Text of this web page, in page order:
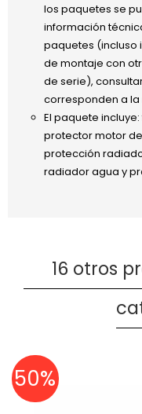
los paquetes se
información
paquetes
de montaje con
de serie),
corresponden a
El paquete
protector motor
protección
radiador agua y
16 otros
50%